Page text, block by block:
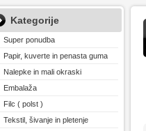
Kategorije
Super ponudba
Papir, kuverte in penasta guma
Nalepke in mali okraski
Embalaža
Filc ( polst )
Tekstil, šivanje in pletenje